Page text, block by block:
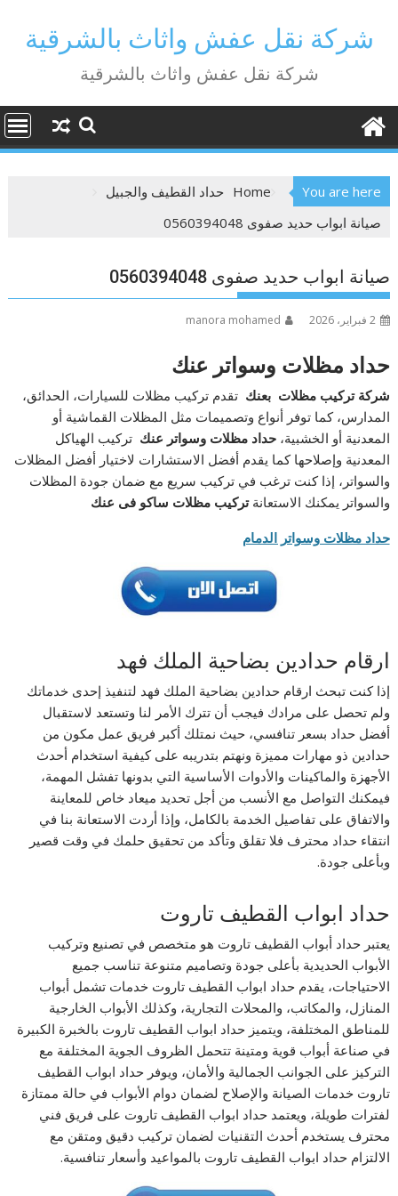
contentشركة نقل عفش واثاث بالشرقية
شركة نقل عفش واثاث بالشرقية
You are here
Home حداد القطيف والجبيل
صيانة ابواب حديد صفوى 0560394048
صيانة ابواب حديد صفوى 0560394048
2 فبراير، 2026 manora mohamed
حداد مظلات وسواتر عنك
شركة تركيب مظلات بعنك تقدم تركيب مظلات للسيارات، الحدائق،
المدارس، كما توفر أنواع وتصميمات مثل المظلات القماشية أو
المعدنية أو الخشبية،حداد مظلات وسواتر عنك تركيب الهياكل
المعدنية وإصلاحها كما يقدم أفضل الاستشارات لاختيار أفضل المظلات
والسواتر، إذا كنت ترغب في تركيب سريع مع ضمان جودة المظلات
والسواتر يمكنك الاستعانةتركيب مظلات ساكو فى عنك
حداد مظلات وسواتر الدمام
ارقام حدادين بضاحية الملك فهد
إذا كنت تبحث ارقام حدادين بضاحية الملك فهد لتنفيذ إحدى خدماتك
ولم تحصل على مرادك فيجب أن تترك الأمر لنا وتستعد لاستقبال
أفضل حداد بسعر تنافسي، حيث نمتلك أكبر فريق عمل مكون من
حدادين ذو مهارات مميزة ونهتم بتدريبه على كيفية استخدام أحدث
الأجهزة والماكينات والأدوات الأساسية التي بدونها تفشل المهمة،
فيمكنك التواصل مع الأنسب من أجل تحديد ميعاد خاص للمعاينة
والاتفاق على تفاصيل الخدمة بالكامل، وإذا أردت الاستعانة بنا في
انتقاء حداد محترف فلا تقلق وتأكد من تحقيق حلمك في وقت قصير
وبأعلى جودة.
حداد ابواب القطيف تاروت
يعتبر حداد أبواب القطيف تاروت هو متخصص في تصنيع وتركيب
الأبواب الحديدية بأعلى جودة وتصاميم متنوعة تناسب جميع
الاحتياجات، يقدم حداد ابواب القطيف تاروت خدمات تشمل أبواب
المنازل، والمكاتب، والمحلات التجارية، وكذلك الأبواب الخارجية
للمناطق المختلفة، ويتميز حداد ابواب القطيف تاروت بالخبرة الكبيرة
في صناعة أبواب قوية ومتينة تتحمل الظروف الجوية المختلفة مع
التركيز على الجوانب الجمالية والأمان، ويوفر حداد ابواب القطيف
تاروت خدمات الصيانة والإصلاح لضمان دوام الأبواب في حالة ممتازة
لفترات طويلة، ويعتمد حداد ابواب القطيف تاروت على فريق فني
محترف يستخدم أحدث التقنيات لضمان تركيب دقيق ومتقن مع
الالتزام حداد ابواب القطيف تاروت بالمواعيد وأسعار تنافسية.